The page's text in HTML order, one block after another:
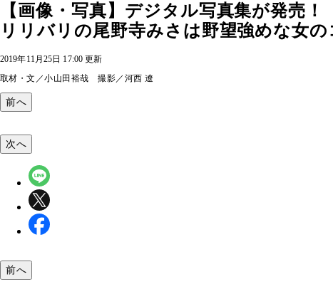
【画像・写真】デジタル写真集が発売
リリバリの尾野寺みさは野望強めな女
2019年11月25日 17:00 更新
取材・文／小山田裕哉 撮影／河西 遼
前へ
次へ
前へ